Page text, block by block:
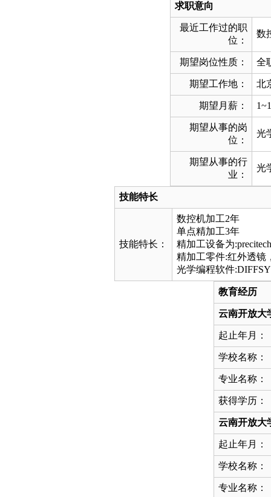
求职意向
最近工作过的职
位：
数
期望岗位性质： 全
期望工作地： 北
期望月薪：
期望从事的岗
位：
光
期望从事的行
业：
光
技能特长
技能特长：
数控机加工2年
单点精加工3年
精加工设备为
精加工零件:红外透镜
光学编程软件
教育经历
云南开放大
起止年月：
学校名称：
专业名称：
获得学历：
云南开放大
起止年月：
学校名称：
专业名称：